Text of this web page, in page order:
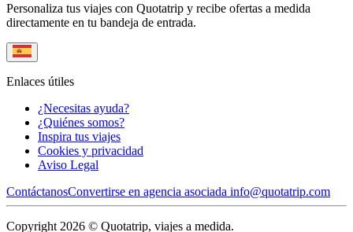
Personaliza tus viajes con Quotatrip y recibe ofertas a medida
directamente en tu bandeja de entrada.
Enlaces útiles
¿Necesitas ayuda?
¿Quiénes somos?
Inspira tus viajes
Cookies y privacidad
Aviso Legal
ContáctanosConvertirse en agencia asociada info@quotatrip.com
Copyright 2026 © Quotatrip, viajes a medida.